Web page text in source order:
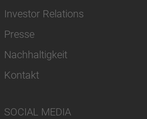
Investor Relations
Presse
Nachhaltigkeit
Kontakt
SOCIAL MEDIA